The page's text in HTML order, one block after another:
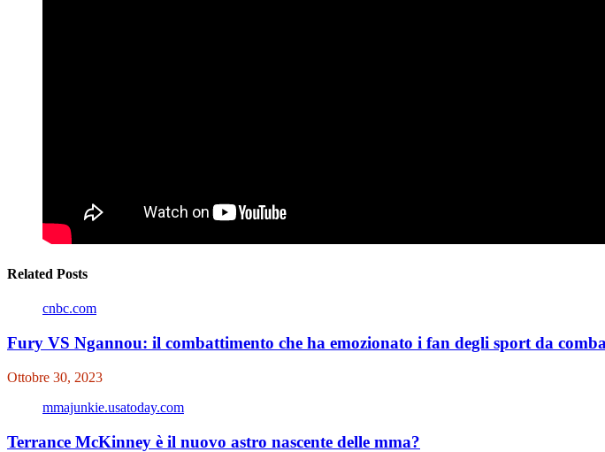
Related Posts
cnbc.com
Fury VS Ngannou: il combattimento che ha emozionato i fan degli sport da
Ottobre 30, 2023
mmajunkie.usatoday.com
Terrance McKinney è il nuovo astro nascente delle mma?